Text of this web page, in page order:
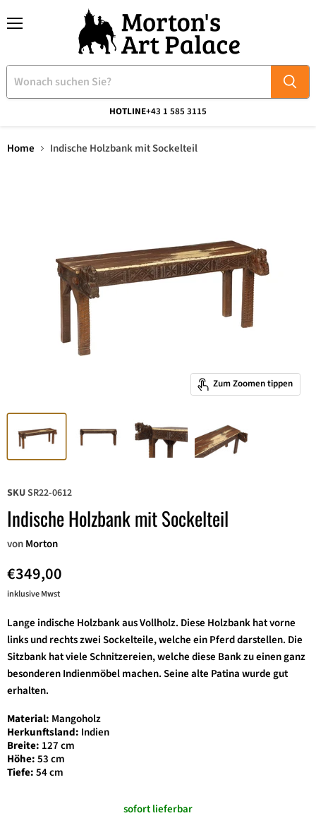
HOTLINE+43 1 585 3115
Home Indische Holzbank mit Sockelteil
Zum Zoomen tippen
SKUSR22-0612
Indische Holzbank mit Sockelteil
vonMorton
€349,00
inklusive Mwst
Lange indische Holzbankaus Vollholz. Diese Holzbank hat vorne
links und rechts zwei Sockelteile, welche ein Pferd darstellen. Die
Sitzbank hat viele Schnitzereien, welche diese Bank zu einen ganz
besonderen Indienmöbel machen. Seine alte Patina wurde gut
erhalten.
Material: Mangoholz
Herkunftsland: Indien
Breite: 127 cm
Höhe:53 cm
Tiefe:54 cm
sofort lieferbar